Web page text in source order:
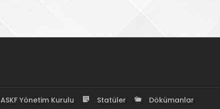
ASKF Yönetim Kurulu Statüler Dökümanlar